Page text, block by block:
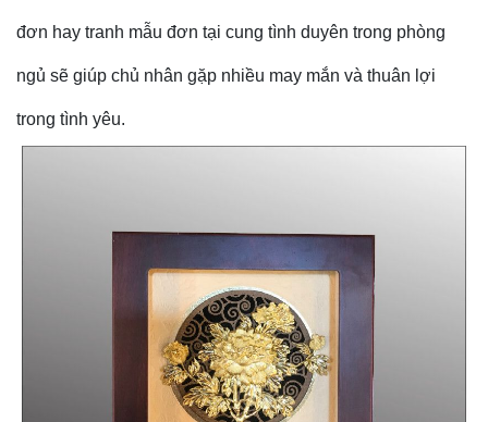
đơn hay tranh mẫu đơn tại cung tình duyên trong phòng
ngủ sẽ giúp chủ nhân gặp nhiều may mắn và thuân lợi
trong tình yêu.